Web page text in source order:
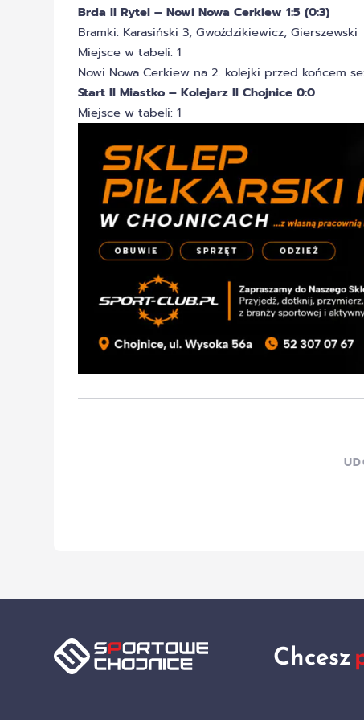
Brda II Rytel – Nowi Nowa Cerkiew 1:5 (0:3)
Bramki: Karasiński 3, Gwoździkiewicz, Gierszewski
Miejsce w tabeli: 1
Nowi Nowa Cerkiew na 2. kolejki przed końcem
Start II Miastko – Kolejarz II Chojnice 0:0
Miejsce w tabeli: 1
Chcesz